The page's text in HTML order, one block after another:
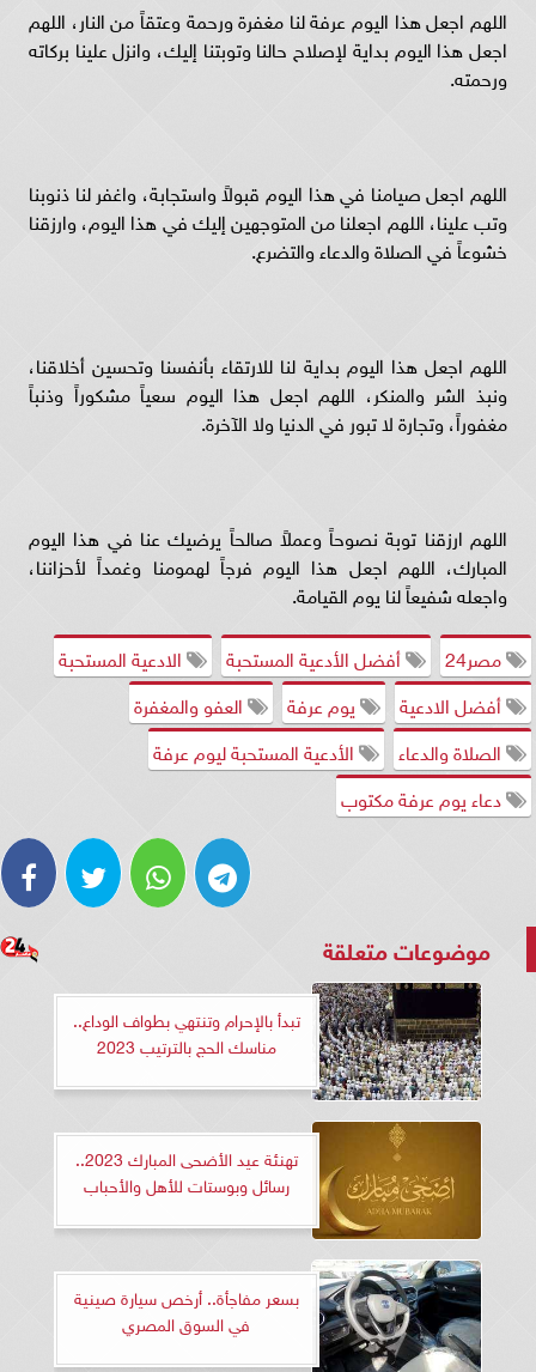
اللهم اجعل هذا اليوم عرفة لنا مغفرة ورحمة وعتقاً من النار، اللهم
اجعل هذا اليوم بداية لإصلاح حالنا وتوبتنا إليك، وانزل علينا بركاته
ورحمته.
اللهم اجعل صيامنا في هذا اليوم قبولاً واستجابة، واغفر لنا ذنوبنا
وتب علينا، اللهم اجعلنا من المتوجهين إليك في هذا اليوم، وارزقنا
خشوعاً في الصلاة والدعاء والتضرع.
اللهم اجعل هذا اليوم بداية لنا للارتقاء بأنفسنا وتحسين أخلاقنا،
ونبذ الشر والمنكر، اللهم اجعل هذا اليوم سعياً مشكوراً وذنباً
مغفوراً، وتجارة لا تبور في الدنيا ولا الآخرة.
اللهم ارزقنا توبة نصوحاً وعملاً صالحاً يرضيك عنا في هذا اليوم
المبارك، اللهم اجعل هذا اليوم فرجاً لهمومنا وغمداً لأحزاننا،
واجعله شفيعاً لنا يوم القيامة.
مصر24
أفضل الأدعية المستحبة
الادعية المستحبة
أفضل الادعية
يوم عرفة
العفو والمغفرة
الصلاة والدعاء
الأدعية المستحبة ليوم عرفة
دعاء يوم عرفة مكتوب
موضوعات متعلقة
تبدأ بالإحرام وتنتهي بطواف الوداع..
مناسك الحج بالترتيب 2023
تهنئة عيد الأضحى المبارك 2023..
رسائل وبوستات للأهل والأحباب
بسعر مفاجأة.. أرخص سيارة صينية
في السوق المصري